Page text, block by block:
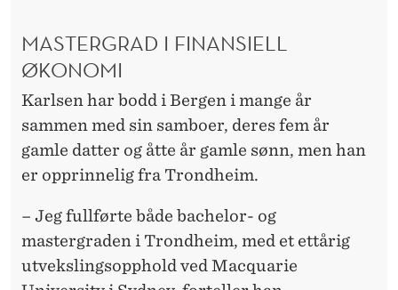
MASTERGRAD I FINANSIELL
ØKONOMI
Karlsen har bodd i Bergen i mange år
sammen med sin samboer, deres fem år
gamle datter og åtte år gamle sønn, men han
er opprinnelig fra Trondheim.
– Jeg fullførte både bachelor- og
mastergraden i Trondheim, med et ettårig
utvekslingsopphold ved Macquarie